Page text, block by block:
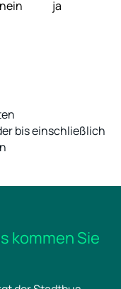
nein ja
bis einschließlich
kommen Sie